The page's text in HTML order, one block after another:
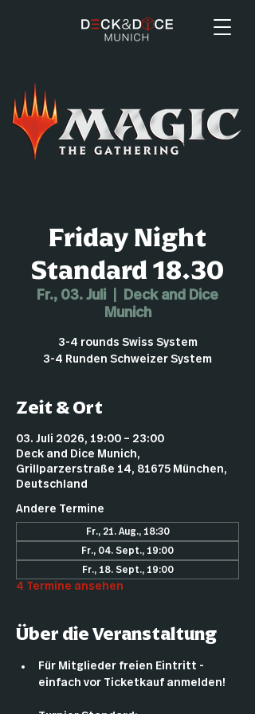
Friday Night
Standard 18.30
Fr., 03. Juli
Deck and Dice
Munich
3-4 rounds Swiss System
3-4 Runden Schweizer System
Zeit & Ort
03. Juli 2026, 19:00 – 23:00
Deck and Dice Munich,
Grillparzerstraße 14, 81675 München,
Deutschland
Andere Termine
Fr., 21. Aug., 18:30
Fr., 04. Sept., 19:00
Fr., 18. Sept., 19:00
4 Termine ansehen
Über die Veranstaltung
Für Mitglieder freien Eintritt -
einfach vor Ticketkauf anmelden!